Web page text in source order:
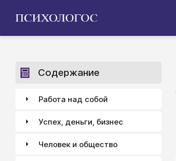
Содержание
Работа над собой
Успех, деньги, бизнес
Человек и общество